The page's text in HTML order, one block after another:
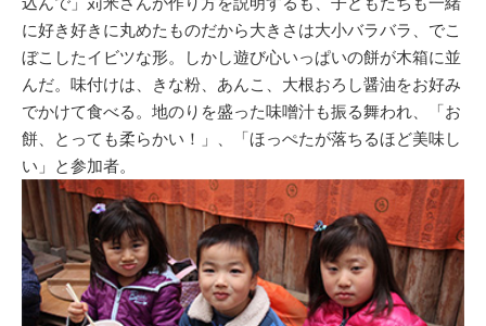
に好き好きに丸めたものだから大きさは大小バラバラ、でこ
ぼこしたイビツな形。しかし遊び心いっぱいの餅が木箱に並
んだ。味付けは、きな粉、あんこ、大根おろし醤油をお好み
でかけて食べる。地のりを盛った味噌汁も振る舞われ、「お
餅、とっても柔らかい！」、「ほっぺたが落ちるほど美味し
い」と参加者。